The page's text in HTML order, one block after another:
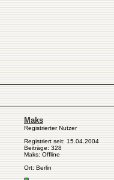
Maks
Registrierter Nutzer
Registriert seit: 15.04.2004
Beiträge: 328
Maks: Offline
Ort: Berlin